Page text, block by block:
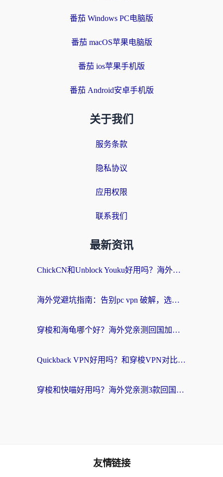
番茄 Windows PC电脑版
番茄 macOS苹果电脑版
番茄 ios苹果手机版
番茄 Android安卓手机版
关于我们
服务条款
隐私协议
应用权限
联系我们
最新资讯
ChickCN和Unblock Youku好用吗？海外党亲测3款回国加速器，附iOS免费选择指南
海外党避坑指南：告别pc vpn 破解，选对回国加速器轻松访问国内资源
穿梭和海龟哪个好？海外党亲测回国加速器，附电脑免费VPN推荐
Quickback VPN好用吗？和穿梭VPN对比哪个回国效果更好？海外党必看的真实测评与选择指南
穿梭和快喵好用吗？海外党亲测3款回国加速器，附日本回国VPN避坑指南
友情链接